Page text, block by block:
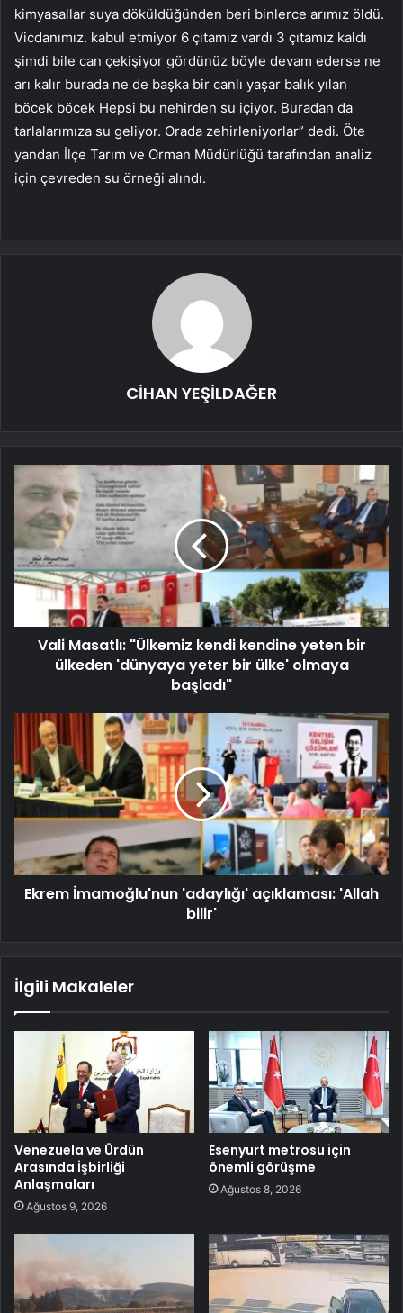
kimyasallar suya döküldüğünden beri binlerce arımız öldü.
Vicdanımız. kabul etmiyor 6 çıtamız vardı 3 çıtamız kaldı
şimdi bile can çekişiyor gördünüz böyle devam ederse ne
arı kalır burada ne de başka bir canlı yaşar balık yılan
böcek böcek Hepsi bu nehirden su içiyor. Buradan da
tarlalarımıza su geliyor. Orada zehirleniyorlar” dedi. Öte
yandan İlçe Tarım ve Orman Müdürlüğü tarafından analiz
için çevreden su örneği alındı.
CİHAN YEŞİLDAĞER
Vali Masatlı: "Ülkemiz kendi kendine yeten bir
ülkeden 'dünyaya yeter bir ülke' olmaya
başladı"
Ekrem İmamoğlu'nun 'adaylığı' açıklaması: 'Allah
bilir'
İlgili Makaleler
Venezuela ve Ürdün
Arasında İşbirliği
Anlaşmaları
Ağustos 9, 2026
Esenyurt metrosu için
önemli görüşme
Ağustos 8, 2026